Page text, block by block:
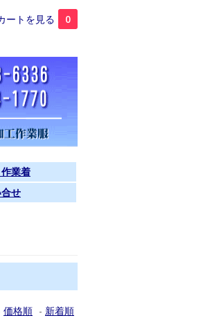
ートを見る 0
業着
せ
価格順 - 新着順